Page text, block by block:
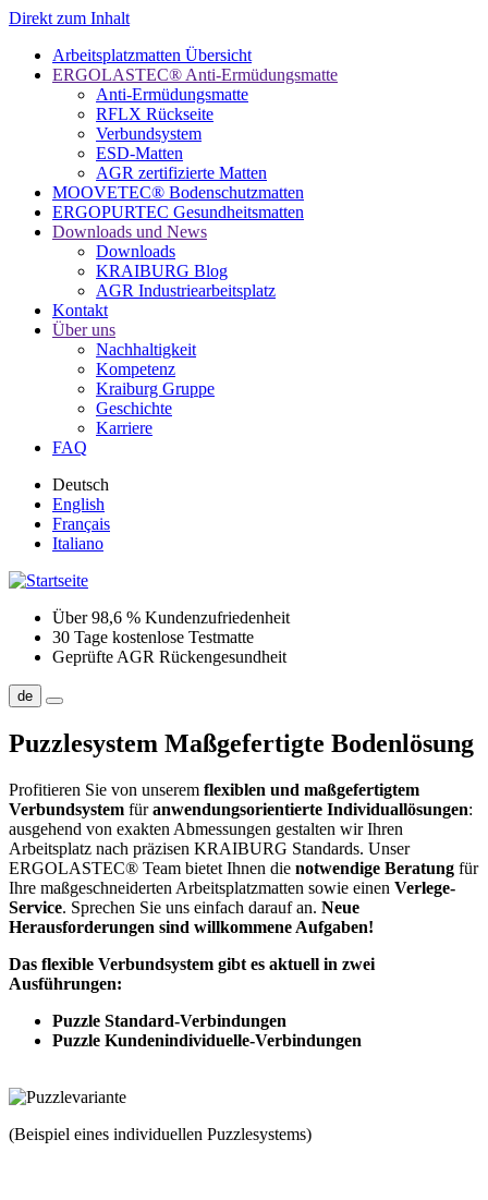
Direkt zum Inhalt
Arbeitsplatzmatten Übersicht
ERGOLASTEC® Anti-Ermüdungsmatte
Anti-Ermüdungsmatte
RFLX Rückseite
Verbundsystem
ESD-Matten
AGR zertifizierte Matten
MOOVETEC® Bodenschutzmatten
ERGOPURTEC Gesundheitsmatten
Downloads und News
Downloads
KRAIBURG Blog
AGR Industriearbeitsplatz
Kontakt
Über uns
Nachhaltigkeit
Kompetenz
Kraiburg Gruppe
Geschichte
Karriere
FAQ
Deutsch
English
Français
Italiano
Über 98,6 % Kundenzufriedenheit
30 Tage kostenlose Testmatte
Geprüfte AGR Rückengesundheit
de
Puzzlesystem Maßgefertigte Bodenlösung
Profitieren Sie von unserem flexiblen und maßgefertigtem
Verbundsystem füranwendungsorientierte Individuallösungen:
ausgehend von exakten Abmessungen gestalten wir Ihren
Arbeitsplatz nach präzisen KRAIBURG Standards. Unser
ERGOLASTEC® Team bietet Ihnen die notwendige Beratung für
Ihre maßgeschneiderten Arbeitsplatzmatten sowie einen Verlege-
Service. Sprechen Sie uns einfach darauf an. Neue
Herausforderungen sind willkommene Aufgaben!
Das flexible Verbundsystem gibt es aktuell in zwei
Ausführungen:
Puzzle Standard-Verbindungen
Puzzle Kundenindividuelle-Verbindungen
(Beispiel eines individuellen Puzzlesystems)